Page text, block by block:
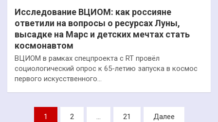
Исследование ВЦИОМ: как россияне
ответили на вопросы о ресурсах Луны,
высадке на Марс и детских мечтах стать
космонавтом
ВЦИОМ в рамках спецпроекта с RT провёл
социологический опрос к 65-летию запуска в космос
первого искусственного…
Пагинация
1 2 … 21 Далее